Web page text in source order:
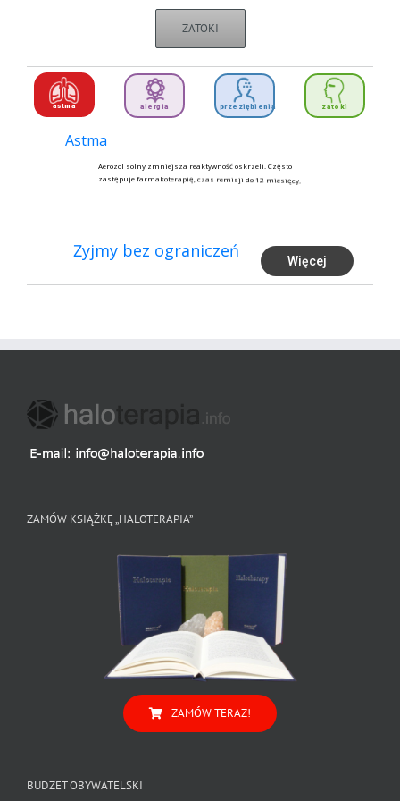
ZATOKI
Astma
Żyjmy bez ograniczeń
Aerozol solny zmniejsza reaktywnośćoskrzeli.Często
zastępujefarmakoterapię,czas remisji do 12 miesięcy.
astma alergia przeziębienia zatoki
Więcej
ZAMÓW KSIĄŻKĘ „HALOTERAPIA”
ZAMÓW TERAZ!
BUDŻET OBYWATELSKI